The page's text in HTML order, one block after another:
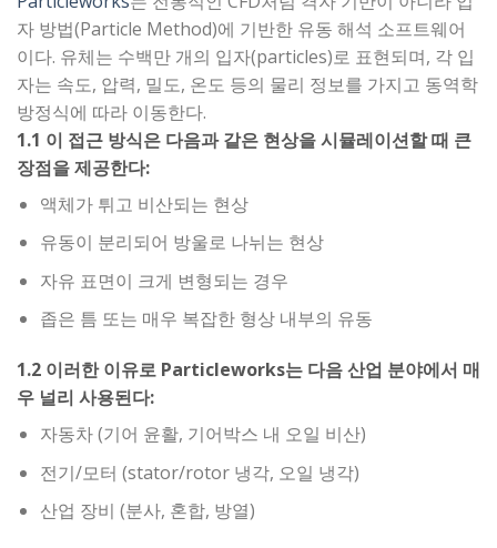
자 방법(Particle Method)에 기반한 유동 해석 소프트웨어
이다. 유체는 수백만 개의 입자(particles)로 표현되며, 각 입
자는 속도, 압력, 밀도, 온도 등의 물리 정보를 가지고 동역학
방정식에 따라 이동한다.
1.1 이 접근 방식은 다음과 같은 현상을 시뮬레이션할 때 큰
장점을 제공한다:
액체가 튀고 비산되는 현상
유동이 분리되어 방울로 나뉘는 현상
자유 표면이 크게 변형되는 경우
좁은 틈 또는 매우 복잡한 형상 내부의 유동
1.2 이러한 이유로 Particleworks는 다음 산업 분야에서 매
우 널리 사용된다:
자동차 (기어 윤활, 기어박스 내 오일 비산)
전기/모터 (stator/rotor 냉각, 오일 냉각)
산업 장비 (분사, 혼합, 방열)